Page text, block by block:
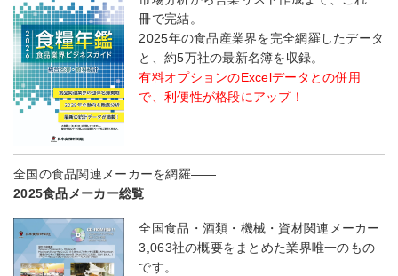
冊で完結。
2025年の食品産業界を完全網羅したデータ
と、約5万社の最新名簿を収録。
有料オプションのExcelデータとの併用
で、利便性が格段にアップ！
全国の食品関連メーカーを網羅――
2025食品メーカー総覧
全国食品・酒類・機械・資材関連メーカー
3,063社の概要をまとめた業界唯一のもの
です。